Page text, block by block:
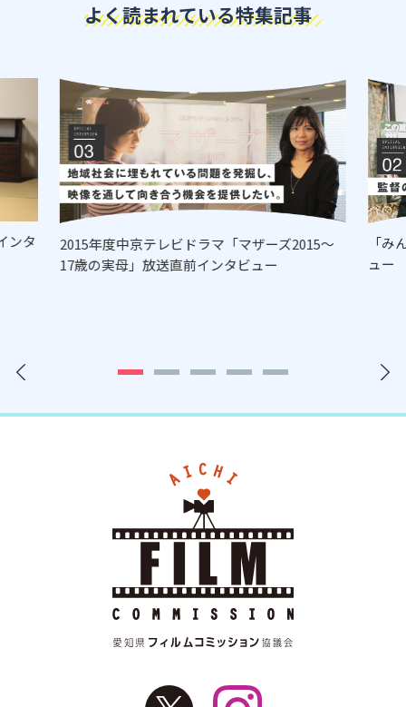
よく読まれている特集記事
ンタ
2015年度中京テレビドラマ「マザーズ2015～
17歳の実母」放送直前インタビュー
「
ュー